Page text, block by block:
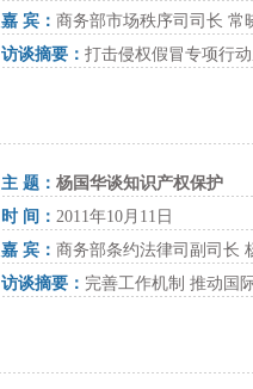
嘉 宾： 商务部市场秩序司司长 常
访谈摘要： 打击侵权假冒专项行
主 题： 杨国华谈知识产权保护
时 间： 2011年10月11日
嘉 宾： 商务部条约法律司副司长
访谈摘要： 完善工作机制 推动国